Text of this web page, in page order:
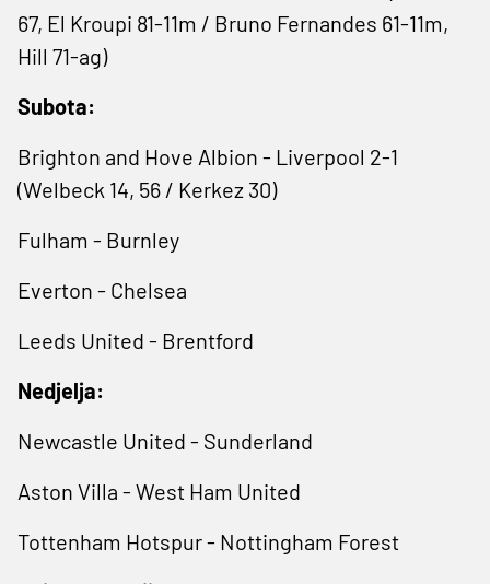
67, El Kroupi 81-11m / Bruno Fernandes 61-11m,
Hill 71-ag)
Subota:
Brighton and Hove Albion - Liverpool 2-1
(Welbeck 14, 56 / Kerkez 30)
Fulham - Burnley
Everton - Chelsea
Leeds United - Brentford
Nedjelja:
Newcastle United - Sunderland
Aston Villa - West Ham United
Tottenham Hotspur - Nottingham Forest